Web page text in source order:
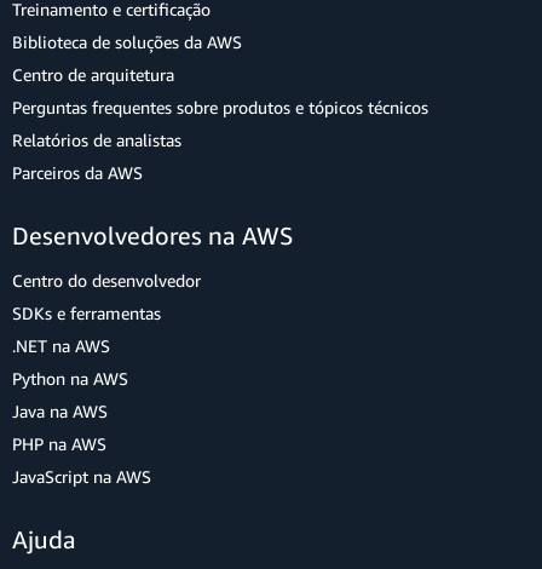
Treinamento e certificação
Biblioteca de soluções da AWS
Centro de arquitetura
Perguntas frequentes sobre produtos e tópicos técnicos
Relatórios de analistas
Parceiros da AWS
Desenvolvedores na AWS
Centro do desenvolvedor
SDKs e ferramentas
.NET na AWS
Python na AWS
Java na AWS
PHP na AWS
JavaScript na AWS
Ajuda